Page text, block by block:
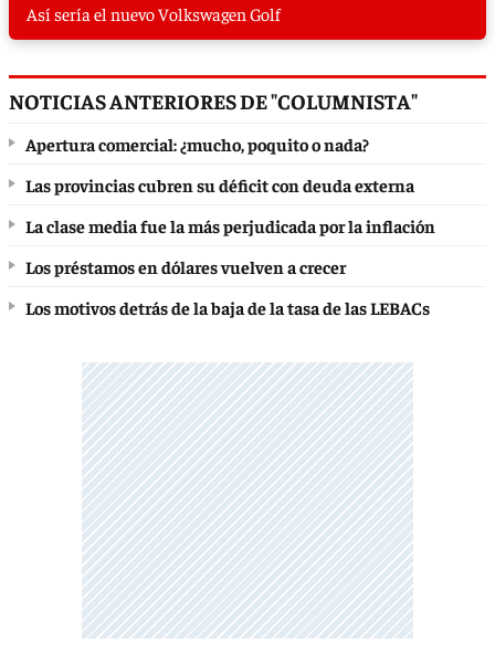
Así sería el nuevo Volkswagen Golf
NOTICIAS ANTERIORES DE "COLUMNISTA"
Apertura comercial: ¿mucho, poquito o nada?
Las provincias cubren su déficit con deuda externa
La clase media fue la más perjudicada por la inflación
Los préstamos en dólares vuelven a crecer
Los motivos detrás de la baja de la tasa de las LEBACs